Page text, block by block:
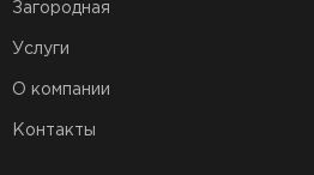
Загородная
Услуги
О компании
Контакты